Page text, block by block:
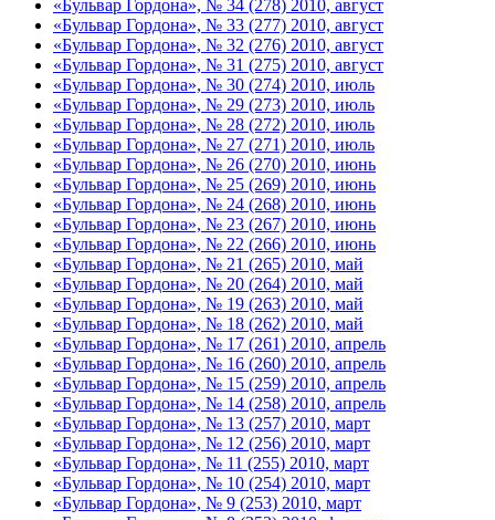
«Бульвар Гордона», № 34 (278) 2010, август
«Бульвар Гордона», № 33 (277) 2010, август
«Бульвар Гордона», № 32 (276) 2010, август
«Бульвар Гордона», № 31 (275) 2010, август
«Бульвар Гордона», № 30 (274) 2010, июль
«Бульвар Гордона», № 29 (273) 2010, июль
«Бульвар Гордона», № 28 (272) 2010, июль
«Бульвар Гордона», № 27 (271) 2010, июль
«Бульвар Гордона», № 26 (270) 2010, июнь
«Бульвар Гордона», № 25 (269) 2010, июнь
«Бульвар Гордона», № 24 (268) 2010, июнь
«Бульвар Гордона», № 23 (267) 2010, июнь
«Бульвар Гордона», № 22 (266) 2010, июнь
«Бульвар Гордона», № 21 (265) 2010, май
«Бульвар Гордона», № 20 (264) 2010, май
«Бульвар Гордона», № 19 (263) 2010, май
«Бульвар Гордона», № 18 (262) 2010, май
«Бульвар Гордона», № 17 (261) 2010, апрель
«Бульвар Гордона», № 16 (260) 2010, апрель
«Бульвар Гордона», № 15 (259) 2010, апрель
«Бульвар Гордона», № 14 (258) 2010, апрель
«Бульвар Гордона», № 13 (257) 2010, март
«Бульвар Гордона», № 12 (256) 2010, март
«Бульвар Гордона», № 11 (255) 2010, март
«Бульвар Гордона», № 10 (254) 2010, март
«Бульвар Гордона», № 9 (253) 2010, март